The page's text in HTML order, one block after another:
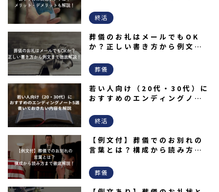
終活
葬儀のお礼はメールでもOK
か？正しい書き方から例文ま
葬儀
若い人向け（20代・30代）に
おすすめのエンディングノー
解説
終活
【例文付】葬儀でのお別れの
言葉とは？構成から読み方ま
葬儀